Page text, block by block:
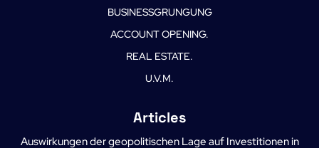
BUSINESSGRUNGUNG
ACCOUNT OPENING.
REAL ESTATE.
U.V.M.
Articles
Auswirkungen der geopolitischen Lage auf Investitionen in